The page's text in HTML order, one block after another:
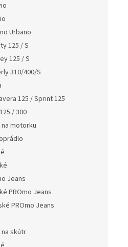
Urbano
125 / S
125 / S
310/400/S
125 / Sprint 125
/ 300
motorku
Jeans
PROmo Jeans
PROmo Jeans
skútr